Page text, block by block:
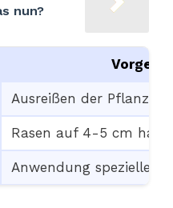
nun?
Ausreißen der Pflanzen
Rasen auf 4-5 cm
Anwendung spezieller